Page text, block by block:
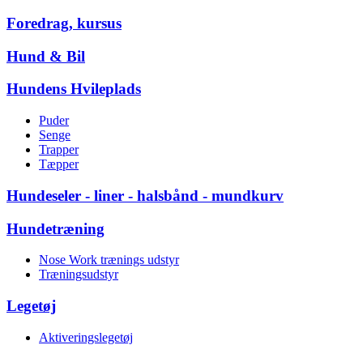
Foredrag, kursus
Hund & Bil
Hundens Hvileplads
Puder
Senge
Trapper
Tæpper
Hundeseler - liner - halsbånd - mundkurv
Hundetræning
Nose Work trænings udstyr
Træningsudstyr
Legetøj
Aktiveringslegetøj